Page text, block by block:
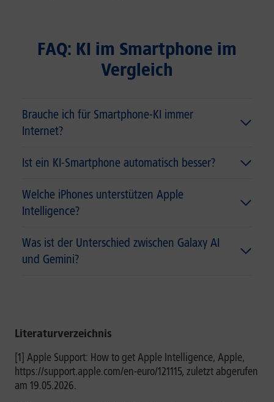
FAQ: KI im Smartphone im
Vergleich
Brauche ich für Smartphone-KI immer
Internet?
Ist ein KI-Smartphone automatisch besser?
Welche iPhones unterstützen Apple
Intelligence?
Was ist der Unterschied zwischen Galaxy AI
und Gemini?
Literaturverzeichnis
[1] Apple Support: How to get Apple Intelligence, Apple,
https://support.apple.com/en-euro/121115, zuletzt abgerufen
am 19.05.2026.